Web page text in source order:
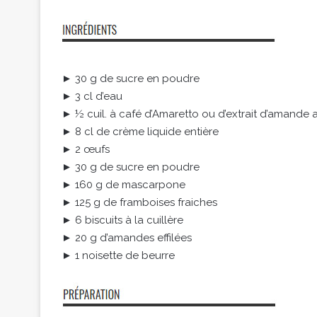
► 30 g de sucre en poudre
► 3 cl d’eau
► ½ cuil. à café d’Amaretto ou d’extrait d’amande
► 8 cl de crème liquide entière
► 2 œufs
► 30 g de sucre en poudre
► 160 g de mascarpone
► 125 g de framboises fraiches
► 6 biscuits à la cuillère
► 20 g d’amandes effilées
► 1 noisette de beurre